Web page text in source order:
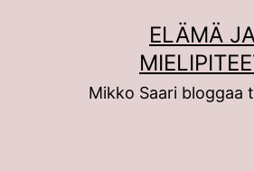
ELÄMÄ JA
Mikko Saari bloggaa